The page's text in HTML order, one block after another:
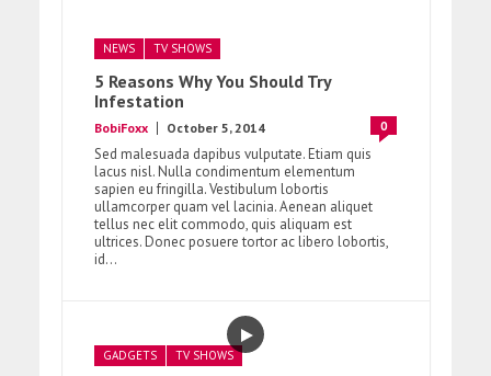
NEWS TV SHOWS
5 Reasons Why You Should Try
Infestation
BobiFoxx October 5, 2014 0
Sed malesuada dapibus vulputate. Etiam quis
lacus nisl. Nulla condimentum elementum
sapien eu fringilla. Vestibulum lobortis
ullamcorper quam vel lacinia. Aenean aliquet
tellus nec elit commodo, quis aliquam est
ultrices. Donec posuere tortor ac libero lobortis,
id...
GADGETS TV SHOWS